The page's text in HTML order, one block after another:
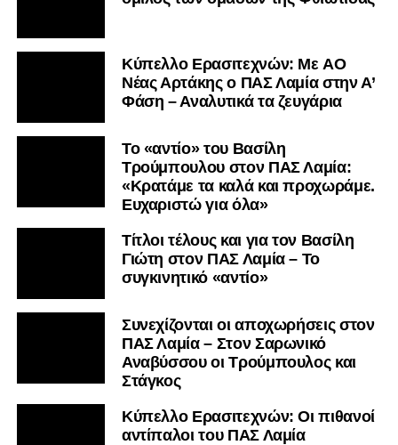
Kύπελλο Ερασιτεχνών: Με AO
Nέας Αρτάκης ο ΠΑΣ Λαμία στην Α’
Φάση – Αναλυτικά τα ζευγάρια
Το «αντίο» του Βασίλη
Τρούμπουλου στον ΠΑΣ Λαμία:
«Κρατάμε τα καλά και προχωράμε.
Ευχαριστώ για όλα»
Τίτλοι τέλους και για τον Βασίλη
Γιώτη στον ΠΑΣ Λαμία – Το
συγκινητικό «αντίο»
Συνεχίζονται οι αποχωρήσεις στον
ΠΑΣ Λαμία – Στον Σαρωνικό
Αναβύσσου οι Τρούμπουλος και
Στάγκος
Κύπελλο Ερασιτεχνών: Οι πιθανοί
αντίπαλοι του ΠΑΣ Λαμία